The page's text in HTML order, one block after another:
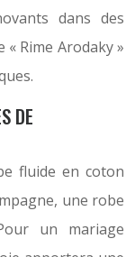
dans des
Rime Arodaky »
DE
fluide en coton
une robe
un mariage